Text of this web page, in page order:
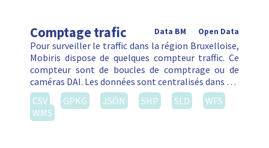
Comptage trafic Open Data
Data BM
Pour surveiller le traffic dans la région Bruxelloise,
Mobiris dispose de quelques compteur traffic. Ce
compteur sont de boucles de comptrage ou de
caméras DAI. Les données sont centralisés dans …
CSV
GPKG JSON SHP SLD
WFS
WMS